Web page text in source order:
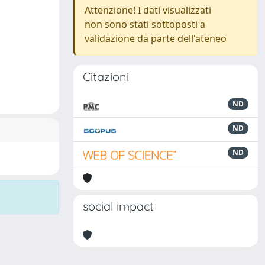
Attenzione! I dati visualizzati
non sono stati sottoposti a
validazione da parte dell'ateneo
Citazioni
ND
ND
ND
social impact